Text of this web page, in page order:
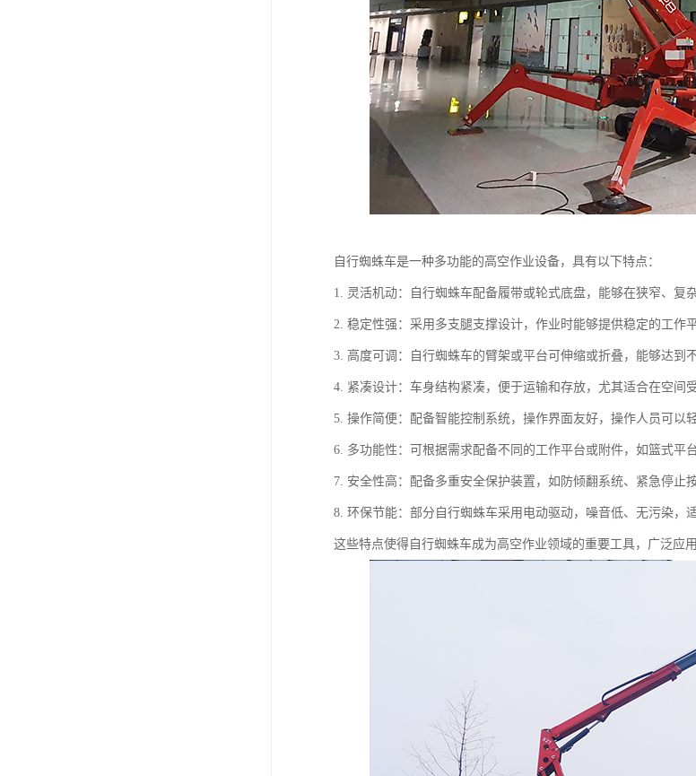
自行蜘蛛车是一种多功能的高空作业设备，具有以下特点：
1. 灵活机动：自行蜘蛛车配备履带或轮式底盘，能够在狭窄、复
2. 稳定性强：采用多支腿支撑设计，作业时能够提供稳定的工作
3. 高度可调：自行蜘蛛车的臂架或平台可伸缩或折叠，能够达到
4. 紧凑设计：车身结构紧凑，便于运输和存放，尤其适合在空间
5. 操作简便：配备智能控制系统，操作界面友好，操作人员可以
6. 多功能性：可根据需求配备不同的工作平台或附件，如篮式平
7. 安全性高：配备多重安全保护装置，如防倾翻系统、紧急停止
8. 环保节能：部分自行蜘蛛车采用电动驱动，噪音低、无污染，
这些特点使得自行蜘蛛车成为高空作业领域的重要工具，广泛应